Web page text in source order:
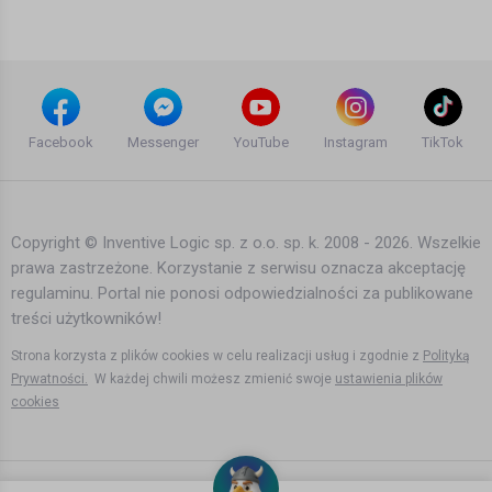
W Norwegii podobno jest już dobrze...
Bartek Karpowski
Giga podwyżki w Norwegii
Bartek Karpowski
pieniędzy dla podglądacza z 17 maja -
Dzień w Norwegii
Bartek Karpowski
Facebook Messenger YouTube Instagram TikTok
Copyright © Inventive Logic sp. z o.o. sp. k. 2008 - 2026. Wszelkie
prawa zastrzeżone. Korzystanie z serwisu oznacza akceptację
regulaminu. Portal nie ponosi odpowiedzialności za publikowane
treści użytkowników!
Strona korzysta z plików cookies w celu realizacji usług i zgodnie z Polityką
Prywatności. W każdej chwili możesz zmienić swoje ustawienia plików
cookies